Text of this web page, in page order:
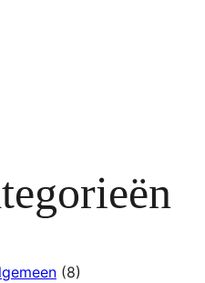
(8)